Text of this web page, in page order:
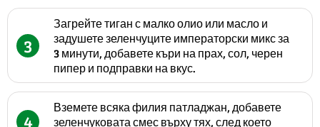
3
Загрейте тиган с малко олио или масло и
задушете зеленчуците императорски микс за
3 минути, добавете къри на прах, сол, черен
пипер и подправки на вкус.
4
Вземете всяка филия патладжан, добавете
зеленчуковата смес върху тях, след което